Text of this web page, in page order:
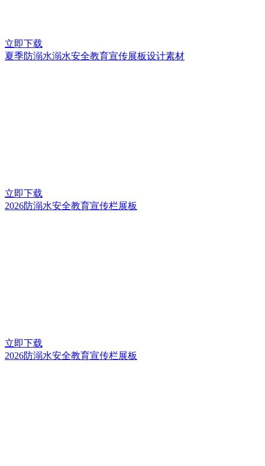
立即下载
夏季防溺水溺水安全教育宣传展板设计素材
立即下载
2026防溺水安全教育宣传栏展板
立即下载
2026防溺水安全教育宣传栏展板